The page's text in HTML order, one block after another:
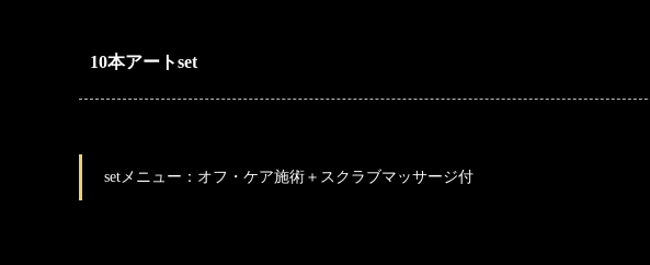
10本アートset
setメニュー：オフ・ケア施術＋スクラブマッサージ付